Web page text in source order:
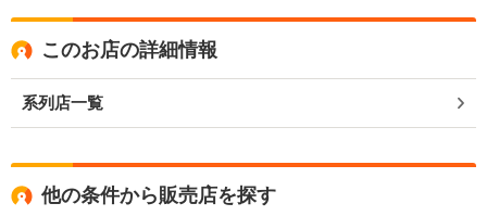
このお店の詳細情報
系列店一覧
他の条件から販売店を探す